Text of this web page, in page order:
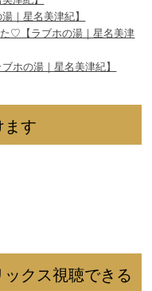
｜星名美津紀】
♡【ラブホの湯｜星名美津
ホの湯｜星名美津紀】
す
クス視聴できる